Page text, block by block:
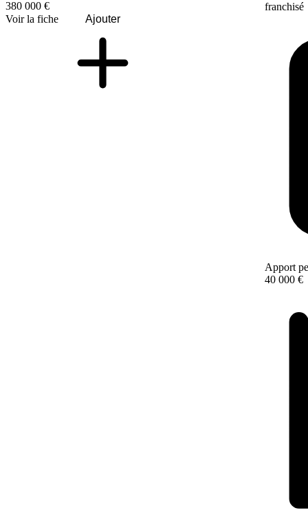
380 000 €
Voir la fiche
Ajouter
franchisé
Apport
40 000 €